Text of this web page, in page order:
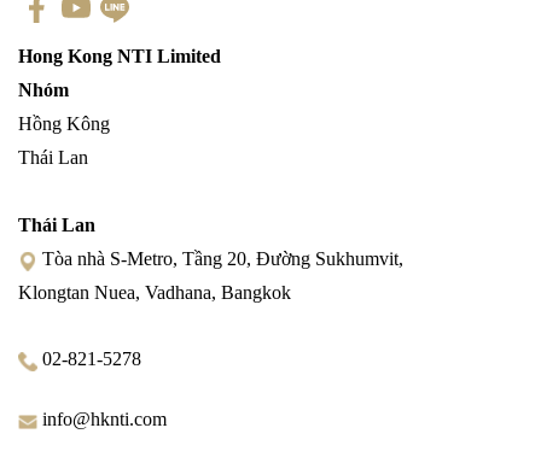
Hong Kong NTI Limited
Nhóm
Hồng Kông
Thái Lan
Thái Lan
Tòa nhà S-Metro, Tầng 20, Đường Sukhumvit,
Klongtan Nuea, Vadhana, Bangkok
02-821-5278
info@hknti.com